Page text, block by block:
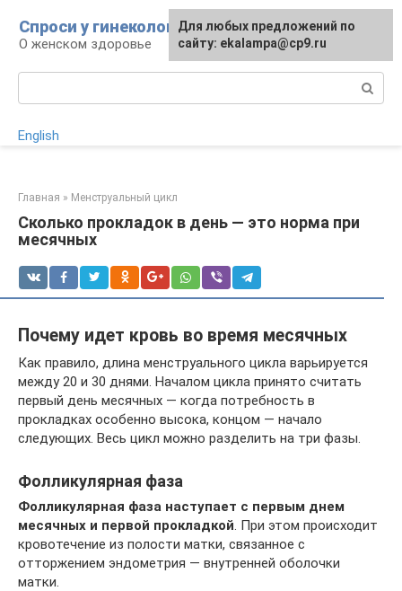
контенту
Спроси у гинеколога
О женском здоровье
English
Главная » Менструальный цикл
Сколько прокладок в день — это норма при
месячных
Почему идет кровь во время месячных
Как правило, длина менструального цикла варьируется
между 20 и 30 днями. Началом цикла принято считать
первый день месячных — когда потребность в
прокладках особенно высока, концом — начало
следующих. Весь цикл можно разделить на три фазы.
Фолликулярная фаза
Фолликулярная фаза наступает с первым днем
месячных и первой прокладкой. При этом происходит
кровотечение из полости матки, связанное с
отторжением эндометрия — внутренней оболочки
матки.
Для любых предложений по
сайту: [email protected]
Для любых предложений по
сайту: ekalampa@cp9.ru